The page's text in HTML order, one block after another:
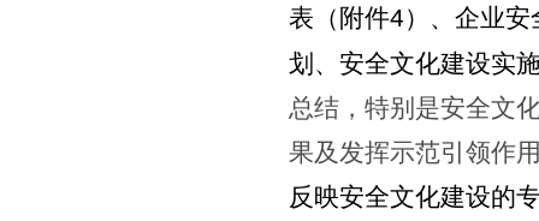
表（附件4）、企业
划、安全文化建设实
总结，特别是安全文
果及发挥示范引领作
反映安全文化建设的